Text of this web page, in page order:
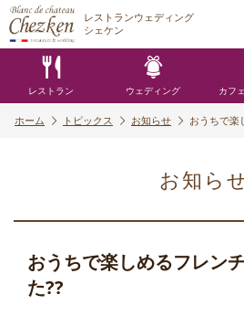
レストランウェディング
シェケン
レストラン ウェディング カフ
ホーム トピックス お知らせ おうちで楽
お知ら
おうちで楽しめるフレン
た??